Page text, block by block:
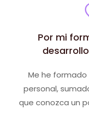
Por mi
Me he
personal,
que conozca un